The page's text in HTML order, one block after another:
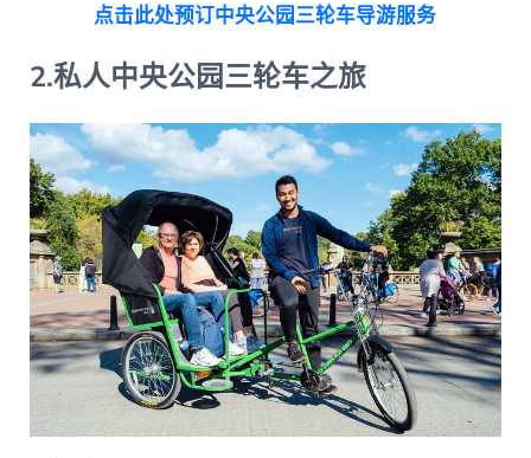
点击此处预订中央公园三轮车导游服务
2.私人中央公园三轮车之旅